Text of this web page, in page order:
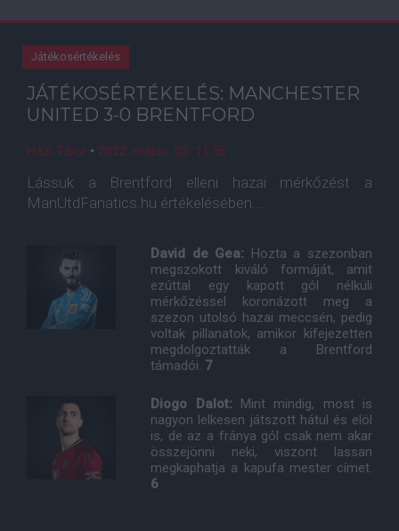
Játékosértékelés
JÁTÉKOSÉRTÉKELÉS: MANCHESTER
UNITED 3-0 BRENTFORD
Házi Tibor • 2022. május. 03. 11:56
Lássuk a Brentford elleni hazai mérkőzést a
ManUtdFanatics.hu értékelésében...
David de Gea: Hozta a szezonban
megszokott kiváló formáját, amit
ezúttal egy kapott gól nélküli
mérkőzéssel koronázott meg a
szezon utolsó hazai meccsén, pedig
voltak pillanatok, amikor kifejezetten
megdolgoztatták a Brentford
támadói. 7
Diogo Dalot: Mint mindig, most is
nagyon lelkesen játszott hátul és elöl
is, de az a fránya gól csak nem akar
összejönni neki, viszont lassan
megkaphatja a kapufa mester címet.
6